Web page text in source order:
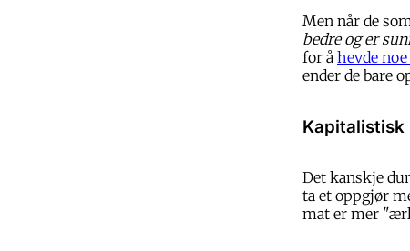
Men når de
bedre og er
for å hevde
ender de bare
Det kanskje
ta et oppgjør
mat er mer